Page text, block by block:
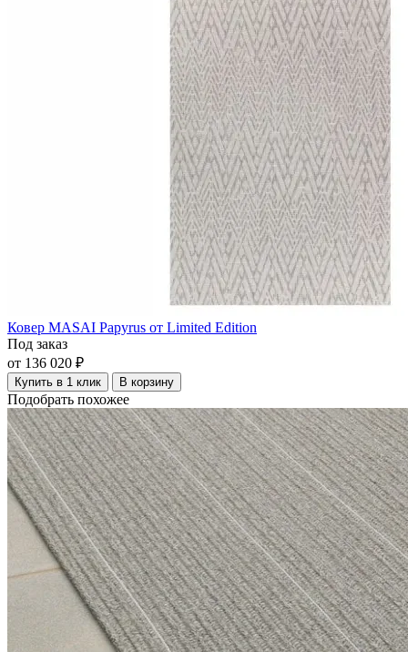
Ковер MASAI Papyrus от Limited Edition
Под заказ
от 136 020 ₽
Купить в 1 клик В корзину
Подобрать похожее